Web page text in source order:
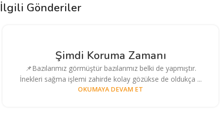
İlgili Gönderiler
Şimdi Koruma Zamanı
📌Bazılarımız görmüştür bazılarımız belki de yapmıştır.
İnekleri sağma işlemi zahirde kolay gözükse de oldukça ...
OKUMAYA DEVAM ET